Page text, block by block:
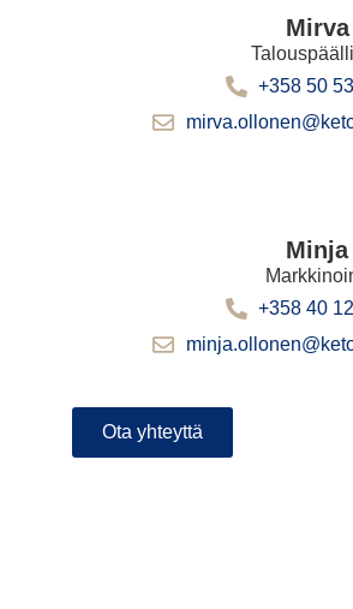
Mirva
+358 50
Minja
+358 40
Ota yhteyttä